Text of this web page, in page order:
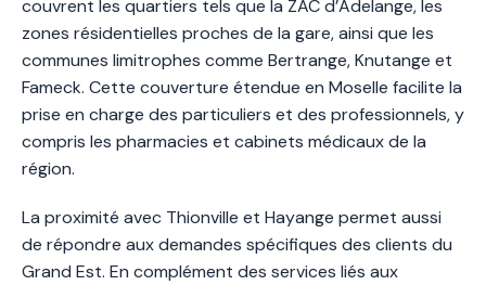
couvrent les quartiers tels que la ZAC d’Adelange, les
zones résidentielles proches de la gare, ainsi que les
communes limitrophes comme Bertrange, Knutange et
Fameck. Cette couverture étendue en Moselle facilite la
prise en charge des particuliers et des professionnels, y
compris les pharmacies et cabinets médicaux de la
région.
La proximité avec Thionville et Hayange permet aussi
de répondre aux demandes spécifiques des clients du
Grand Est. En complément des services liés aux